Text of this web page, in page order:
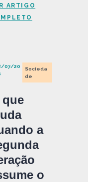
ARTIGO
07/20
Socieda
de
que
a
o